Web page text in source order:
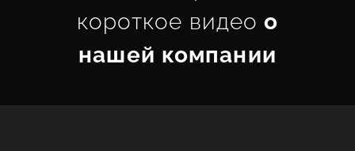
короткое видеоо
нашей компании